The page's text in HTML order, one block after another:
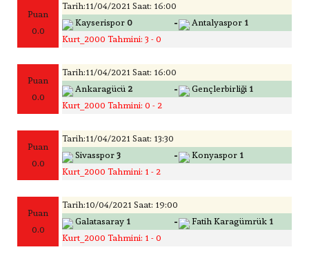
Puan
0.0
Tarih:11/04/2021 Saat: 16:00
Kayserispor 0 - Antalyaspor 1
Kurt_2000 Tahmini: 3 - 0
Puan
0.0
Tarih:11/04/2021 Saat: 16:00
Ankaragücü 2 - Gençlerbirliği 1
Kurt_2000 Tahmini: 0 - 2
Puan
0.0
Tarih:11/04/2021 Saat: 13:30
Sivasspor 3 - Konyaspor 1
Kurt_2000 Tahmini: 1 - 2
Puan
0.0
Tarih:10/04/2021 Saat: 19:00
Galatasaray 1 - Fatih Karagümrük 1
Kurt_2000 Tahmini: 1 - 0